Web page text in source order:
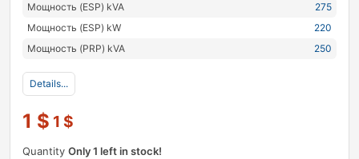
Мощность (ESP) kVA
275
Мощность (ESP) kW
220
Мощность (PRP) kVA
250
Details...
1 $ 1 $
Quantity Only 1 left in stock!